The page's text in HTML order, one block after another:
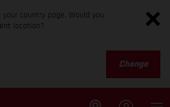
country page. Would you
location?
Change